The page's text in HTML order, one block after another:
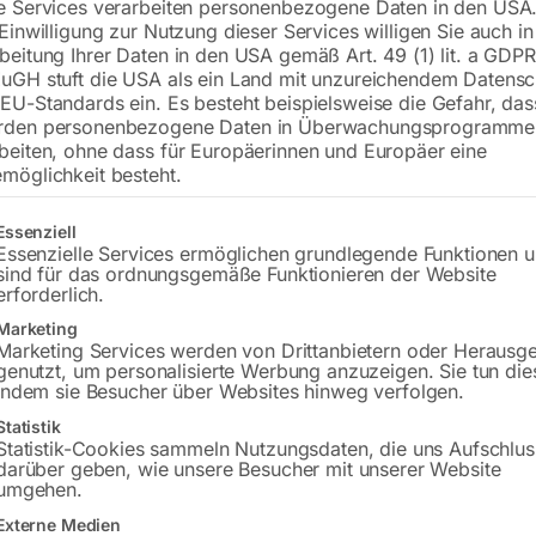
€8.490,00
inkl. MwSt. zzgl.Versandkosten
Lieferzeit:ca. 5 - 10 Werktage
In den
Sie haben
Gerne
Services verarbeiten personenbezogene Daten in den
zur Nutzung dieser Services willigen Sie auch
Ihrer Daten in den USA gemäß Art. 49 (1) lit. a
stuft die USA als ein Land mit unzureichendem
Standards ein. Es besteht beispielsweise die Gefahr,
personenbezogene Daten in
ohne dass für Europäerinnen und Europäer eine
besteht.
eine Liste der Service-Gruppen, für die eine Einwilligung erteilt
Services ermöglichen grundlegende Funktionen
für das ordnungsgemäße Funktionieren der Website
Services werden von Drittanbietern oder
um personalisierte Werbung anzuzeigen. Sie tun
sie Besucher über Websites hinweg verfolgen.
Cookies sammeln Nutzungsdaten, die uns
geben, wie unsere Besucher mit unserer Website
Medien